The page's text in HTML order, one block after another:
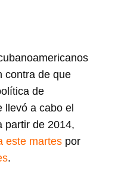
contra de que
de
llevó a cabo el
partir de 2014,
este martes por
.